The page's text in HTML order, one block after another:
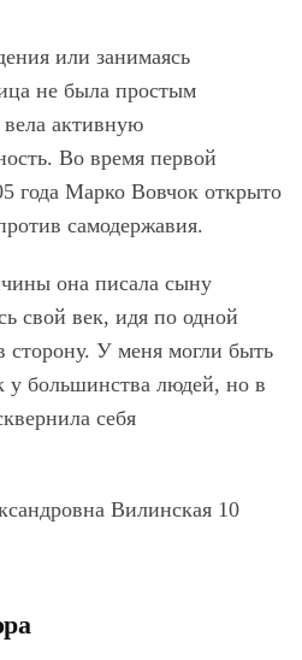
или занимаясь
не была простым
активную
Во время первой
года Марко Вовчок открыто
самодержавия.
она писала сыну
свой век, идя по одной
сторону. У меня могли быть
у большинства людей, но в
себя
Вилинская 10